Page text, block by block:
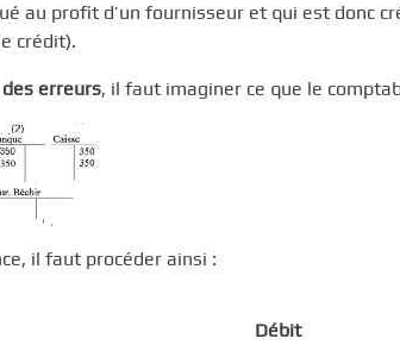
au profit d’un fournisseur et qui est donc
crédit).
erreurs, il faut imaginer ce que le
il faut procéder ainsi :
Débit